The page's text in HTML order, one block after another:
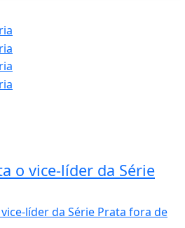
o vice-líder da Série